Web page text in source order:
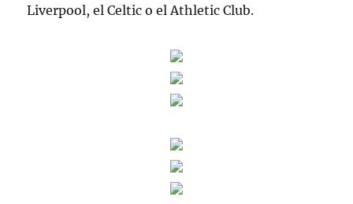
Liverpool, el Celtic o el Athletic Club.